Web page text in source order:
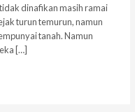
dinafikan masih ramai
turun temurun, namun
tanah. Namun
[…]